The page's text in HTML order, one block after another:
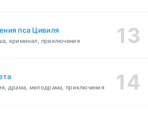
пса Цивиля
криминал, приключения
драма, мелодрама, приключения